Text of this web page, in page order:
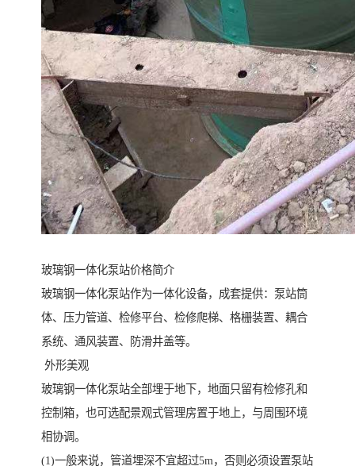
玻璃钢一体化泵站价格简介
玻璃钢一体化泵站作为一体化设备，成套提供：泵站筒
体、压力管道、检修平台、检修爬梯、格栅装置、耦合
系统、通风装置、防滑井盖等。
外形美观
玻璃钢一体化泵站全部埋于地下，地面只留有检修孔和
控制箱，也可选配景观式管理房置于地上，与周围环境
相协调。
(1)一般来说，管道埋深不宜超过5m，否则必须设置泵站